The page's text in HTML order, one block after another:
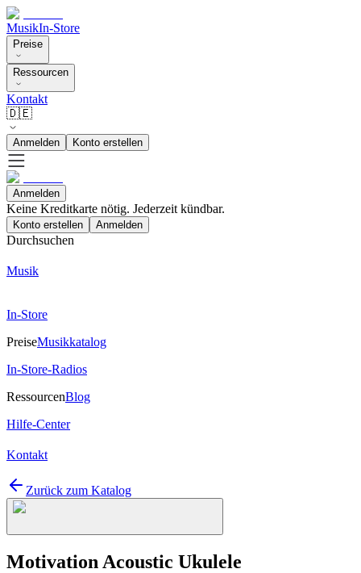
MusikIn-Store
Preise
Ressourcen
Kontakt
🇩🇪
Anmelden Konto erstellen
Anmelden
Keine Kreditkarte nötig. Jederzeit kündbar.
Konto erstellen Anmelden
Durchsuchen
Musik
In-Store
PreiseMusikkatalog
In-Store-Radios
RessourcenBlog
Hilfe-Center
Kontakt
Zurück zum Katalog
Motivation Acoustic Ukulele